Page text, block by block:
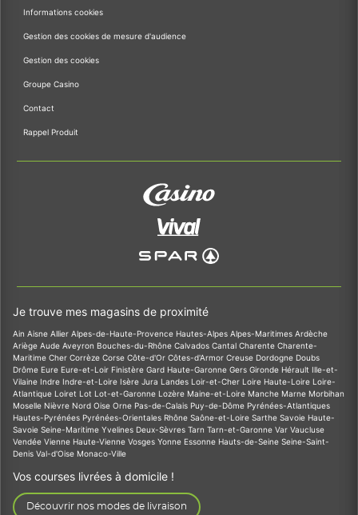
Informations cookies
Gestion des cookies de mesure d'audience
Gestion des cookies
Groupe Casino
Contact
Rappel Produit
Je trouve mes magasins de proximité
Ain Aisne Allier Alpes-de-Haute-Provence Hautes-Alpes Alpes-Maritimes Ardèche
Ariège Aude Aveyron Bouches-du-Rhône Calvados Cantal Charente Charente-
Maritime Cher Corrèze Corse Côte-d'Or Côtes-d'Armor Creuse Dordogne Doubs
Drôme Eure Eure-et-Loir Finistère Gard Haute-Garonne Gers Gironde Hérault Ille-et-
Vilaine Indre Indre-et-Loire Isère Jura Landes Loir-et-Cher Loire Haute-Loire Loire-
Atlantique Loiret Lot Lot-et-Garonne Lozère Maine-et-Loire Manche Marne Morbihan
Moselle Nièvre Nord Oise Orne Pas-de-Calais Puy-de-Dôme Pyrénées-Atlantiques
Hautes-Pyrénées Pyrénées-Orientales Rhône Saône-et-Loire Sarthe Savoie Haute-
Savoie Seine-Maritime Yvelines Deux-Sèvres Tarn Tarn-et-Garonne Var Vaucluse
Vendée Vienne Haute-Vienne Vosges Yonne Essonne Hauts-de-Seine Seine-Saint-
Denis Val-d'Oise Monaco-Ville
Vos courses livrées à domicile !
Découvrir nos modes de livraison